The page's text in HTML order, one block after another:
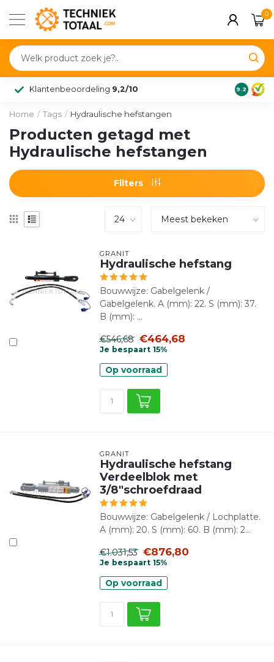
0
Klantenbeoordeling 9,2/10 9.2
Home / Tags / Hydraulische hefstangen
Producten getagd met
Hydraulische hefstangen
Filters
GRANIT
Hydraulische hefstang
Bouwwijze: Gabelgelenk /
Gabelgelenk. A (mm): 22. S (mm): 37.
B (mm): ...
€546,68 €464,68
Je bespaart 15%
Op voorraad
GRANIT
Hydraulische hefstang
Verdeelblok met
3/8"schroefdraad
Bouwwijze: Gabelgelenk / Lochplatte.
A (mm): 20. S (mm): 60. B (mm): 2...
€1.031,53 €876,80
Je bespaart 15%
Op voorraad